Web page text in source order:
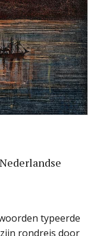
typeerde
rondreis door